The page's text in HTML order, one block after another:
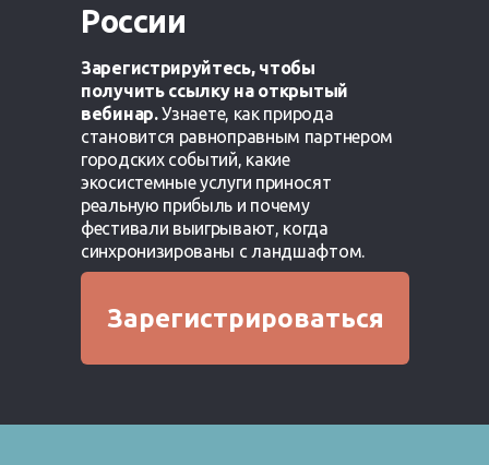
Зарегистрируйтесь, чтобы
получить ссылку на открытый
вебинар.Узнаете, как природа
становится равноправным партнером
городских событий, какие
экосистемные услуги приносят
реальную прибыль и почему
фестивали выигрывают, когда
синхронизированы с ландшафтом.
России
Зарегистрироваться